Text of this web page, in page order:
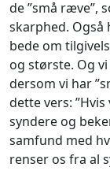
de ”små ræve”,
skarphed.
bede om
og største. Og
dersom vi har
dette vers:
syndere og
samfund med
renser os fra al